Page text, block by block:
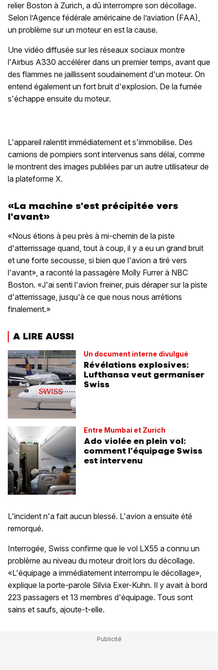
relier Boston à Zurich, a dû interrompre son décollage.
Selon l’Agence fédérale américaine de l’aviation (FAA),
un problème sur un moteur en est la cause.
Une vidéo diffusée sur les réseaux sociaux montre
l'Airbus A330 accélérer dans un premier temps, avant que
des flammes ne jaillissent soudainement d'un moteur. On
entend également un fort bruit d'explosion. De la fumée
s'échappe ensuite du moteur.
L'appareil ralentit immédiatement et s'immobilise. Des
camions de pompiers sont intervenus sans délai, comme
le montrent des images publiées par un autre utilisateur de
la plateforme X.
«La machine s'est précipitée vers
l'avant»
«Nous étions à peu près à mi-chemin de la piste
d'atterrissage quand, tout à coup, il y a eu un grand bruit
et une forte secousse, si bien que l'avion a tiré vers
l'avant», a raconté la passagère Molly Furrer à NBC
Boston. «J'ai senti l'avion freiner, puis déraper sur la piste
d'atterrissage, jusqu'à ce que nous nous arrêtions
finalement.»
A LIRE AUSSI
Un document interne divulgué
Révélations explosives:
Lufthansa veut germaniser
Swiss
Entre Mumbai et Zurich
Ado violée en plein vol:
comment l'équipage Swiss
est intervenu
L'incident n'a fait aucun blessé. L'avion a ensuite été
remorqué.
Interrogée, Swiss confirme que le vol LX55 a connu un
problème au niveau du moteur droit lors du décollage.
«L'équipage a immédiatement interrompu le décollage»,
explique la porte-parole Silvia Exer-Kuhn. Il y avait à bord
223 passagers et 13 membres d'équipage. Tous sont
sains et saufs, ajoute-t-elle.